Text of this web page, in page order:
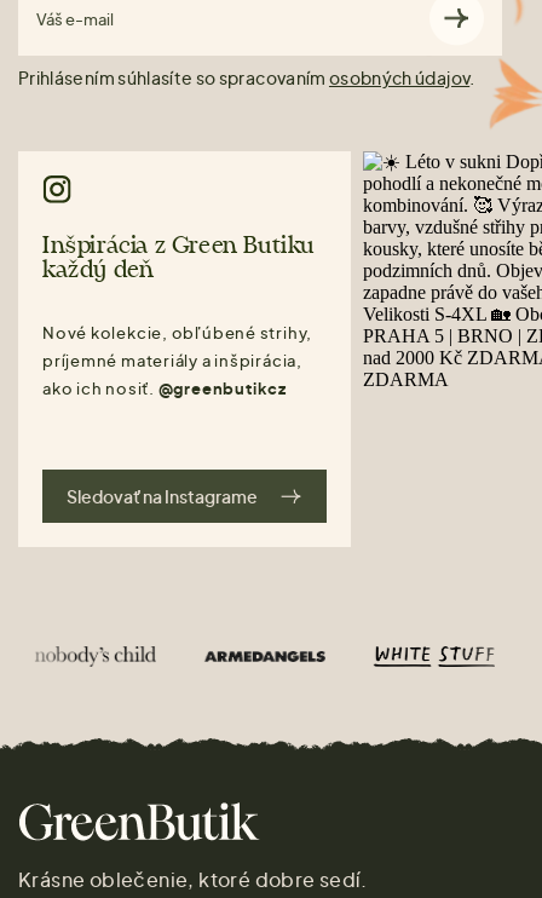
Váš e-mail
Prihlásením súhlasíte so spracovaním osobných údajov.
Inšpirácia z Green Butiku
každý deň
Nové kolekcie, obľúbené strihy,
príjemné materiály a inšpirácia,
ako ich nosiť. @greenbutikcz
Sledovať na Instagrame
Krásne oblečenie, ktoré dobre sedí.